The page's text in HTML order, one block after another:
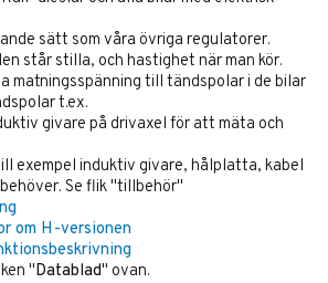
sätt som våra övriga regulatorer.
står stilla, och hastighet när man kör.
matningsspänning till tändspolar i de bilar
t.ex.
givare på drivaxel för att mäta och
exempel induktiv givare, hålplatta, kabel
Se flik "tillbehör"
om H-versionen
"Datablad" ovan.